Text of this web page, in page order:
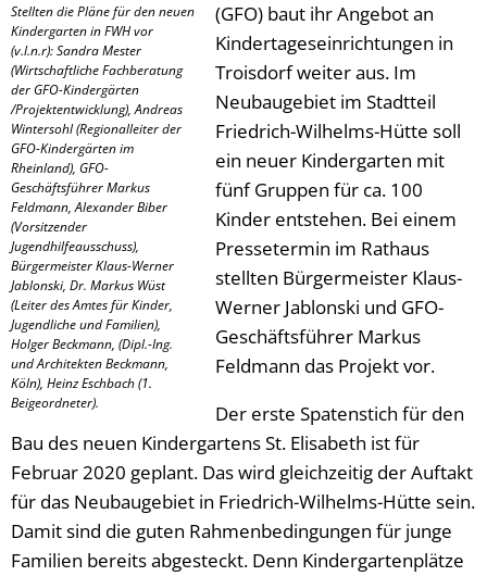
Stellten die Pläne für den neuen
Kindergarten in FWH vor
(v.l.n.r): Sandra Mester
(Wirtschaftliche Fachberatung
der GFO-Kindergärten
/Projektentwicklung), Andreas
Wintersohl (Regionalleiter der
GFO-Kindergärten im
Rheinland), GFO-
Geschäftsführer Markus
Feldmann, Alexander Biber
(Vorsitzender
Jugendhilfeausschuss),
Bürgermeister Klaus-Werner
Jablonski, Dr. Markus Wüst
(Leiter des Amtes für Kinder,
Jugendliche und Familien),
Holger Beckmann, (Dipl.-Ing.
und Architekten Beckmann,
Köln), Heinz Eschbach (1.
Beigeordneter).
(GFO) baut ihr Angebot an
Kindertageseinrichtungen in
Troisdorf weiter aus. Im
Neubaugebiet im Stadtteil
Friedrich-Wilhelms-Hütte soll
ein neuer Kindergarten mit
fünf Gruppen für ca. 100
Kinder entstehen. Bei einem
Pressetermin im Rathaus
stellten Bürgermeister Klaus-
Werner Jablonski und GFO-
Geschäftsführer Markus
Feldmann das Projekt vor.
Der erste Spatenstich für den
Bau des neuen Kindergartens St. Elisabeth ist für
Februar 2020 geplant. Das wird gleichzeitig der Auftakt
für das Neubaugebiet in Friedrich-Wilhelms-Hütte sein.
Damit sind die guten Rahmenbedingungen für junge
Familien bereits abgesteckt. Denn Kindergartenplätze